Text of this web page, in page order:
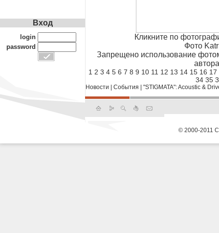
Кликните по
Фото
Запрещено использование
1 2 3 4 5 6 7 8 9 10 11 12 13 14 15 16 17
34 35
Новости События "STIGMATA": Acoustic &
Вход
login
password
© 2000-2011